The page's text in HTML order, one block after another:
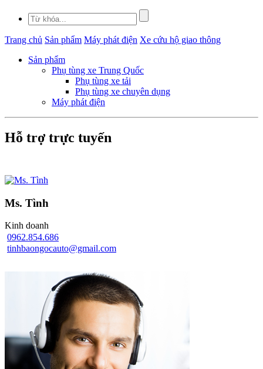
Trang chủ Sản phẩm Máy phát điện Xe cứu hộ giao thông
Sản phẩm
Phụ tùng xe Trung Quốc
Phụ tùng xe tải
Phụ tùng xe chuyên dụng
Máy phát điện
Hỗ trợ trực tuyến
Ms. Tình
Kinh doanh
0962.854.686
tinhbaongocauto@gmail.com